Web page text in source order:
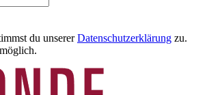
du unserer Datenschutzerklärung zu.